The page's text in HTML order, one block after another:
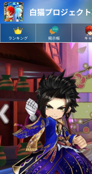
白猫プロジェク
ランキング 掲示板 キ